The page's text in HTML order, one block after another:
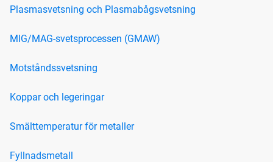
Plasmasvetsning och Plasmabågsvetsning
MIG/MAG-svetsprocessen (GMAW)
Motståndssvetsning
Koppar och legeringar
Smälttemperatur för metaller
Fyllnadsmetall